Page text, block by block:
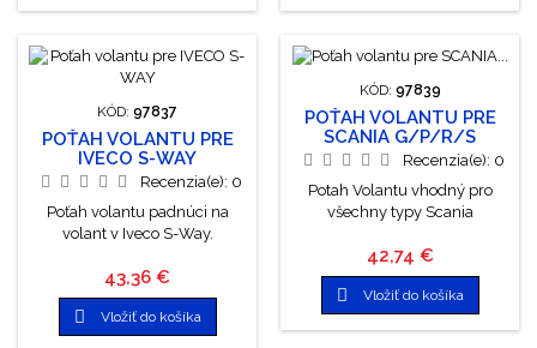
KÓD: 97837
POŤAH VOLANTU PRE
IVECO S-WAY
Recenzia(e): 0
Poťah volantu padnúci na
volant v Iveco S-Way.
Cena
43,36 €
 Vložiť do košíka
KÓD: 97839
POŤAH VOLANTU PRE
SCANIA G/P/R/S
Recenzia(e): 0
Potah Volantu vhodný pro
všechny typy Scania
Cena
42,74 €
 Vložiť do košíka